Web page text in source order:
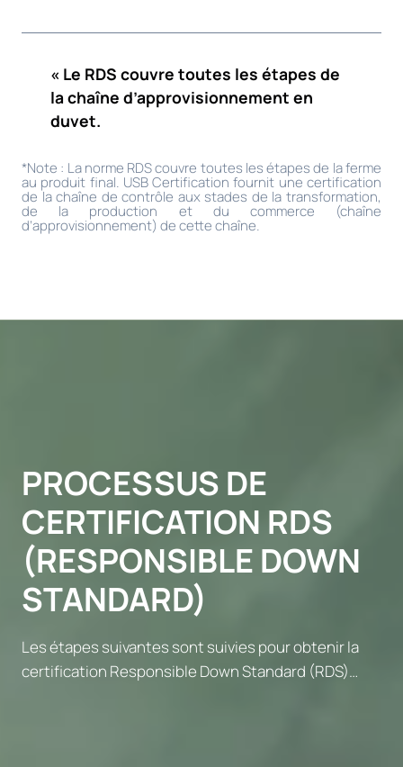
« Le RDS couvre toutes les étapes de
la chaîne d’approvisionnement en
duvet.
*Note : La norme RDS couvre toutes les étapes de la ferme
au produit final. USB Certification fournit une certification
de la chaîne de contrôle aux stades de la transformation,
de la production et du commerce (chaîne
d’approvisionnement) de cette chaîne.
PROCESSUS DE
CERTIFICATION RDS
(RESPONSIBLE DOWN
STANDARD)
Les étapes suivantes sont suivies pour obtenir la
certification Responsible Down Standard (RDS)…